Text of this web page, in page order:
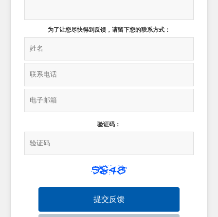
为了让您尽快得到反馈，请留下您的联系方式：
验证码：